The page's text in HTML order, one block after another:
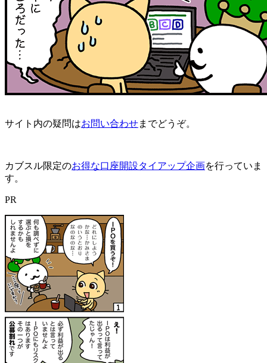
サイト内の疑問はお問い合わせまでどうぞ。
カブスル限定のお得な口座開設タイアップ企画を行っていま
す。
PR